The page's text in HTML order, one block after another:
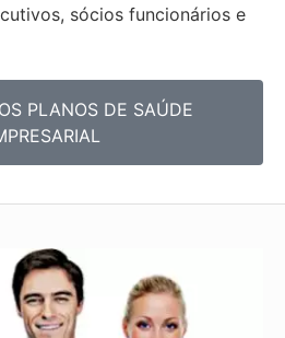
sócios funcionários e
PLANOS DE SAÚDE